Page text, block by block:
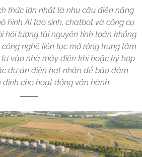
thức lớn nhất là nhu cầu điện năng
hình AI tạo sinh, chatbot và công cụ
hỏi lượng tài nguyên tính toán khổng
nghệ liên tục mở rộng trung tâm
vào nhà máy điện khí hoặc ký hợp
dự án điện hạt nhân để bảo đảm
định cho hoạt động vận hành.